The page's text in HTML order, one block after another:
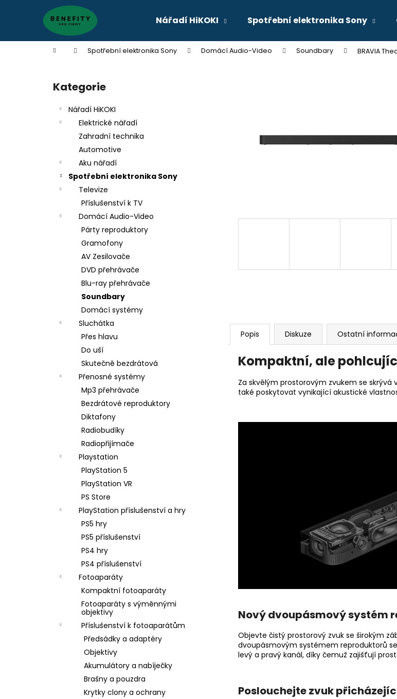
Nářadí HiKOKI Spotřební elektronika Sony
Domů Spotřební elektronika Sony Domácí Audio-Video Soundbary BRAVIA
Přeskočit
kategorie
Kategorie
Nářadí HiKOKI
Elektrické nářadí
Zahradní technika
Automotive
Aku nářadí
Spotřební elektronika Sony
Televize
Příslušenství k TV
Domácí Audio-Video
Párty reproduktory
Gramofony
AV Zesilovače
DVD přehrávače
Blu-ray přehrávače
Soundbary
Domácí systémy
Sluchátka
Přes hlavu
Do uší
Skutečně bezdrátová
Přenosné systémy
Mp3 přehrávače
Bezdrátové reproduktory
Diktafony
Radiobudíky
Radiopřijímače
Playstation
PlayStation 5
PlayStation VR
PS Store
PlayStation příslušenství a hry
PS5 hry
PS5 příslušenství
PS4 hry
PS4 příslušenství
Fotoaparáty
Kompaktní fotoaparáty
Fotoaparáty s výměnnými
objektivy
Příslušenství k fotoaparátům
Předsádky a adaptéry
Objektivy
Akumulátory a nabíječky
Brašny a pouzdra
Krytky clony a ochrany
Popis Diskuze Ostatní
Kompaktní, ale
Za skvělým prostorovým zvukem se
také poskytovat vynikající akustické
Nový dvoupásmový systém
Objevte čistý prostorový zvuk se širokým
dvoupásmovým systémem reproduktorů
levý a pravý kanál, díky čemuž zajišťují
Poslouchejte zvuk
í
Zpět
do
Zpět
do
Co potřebujete najít?
Doporučujeme
BRAVIA 3 II (K75XR35M2PB.CEI)
34 999 Kč